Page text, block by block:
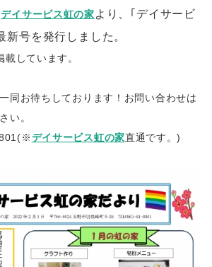
デイサービス虹の家より、｢デイサービ
新号を発行しました。
しています。
同お待ちしております！お問い合わせは
い。
デイサービス虹の家直通です。)